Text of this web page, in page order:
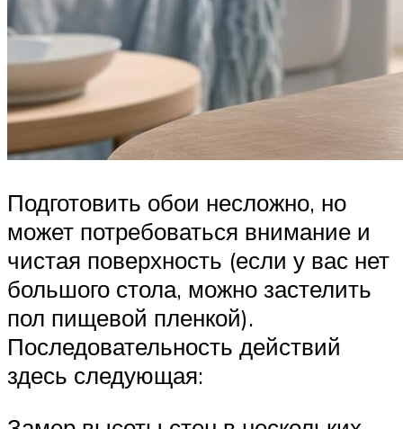
Подготовить обои несложно, но
может потребоваться внимание и
чистая поверхность (если у вас нет
большого стола, можно застелить
пол пищевой пленкой).
Последовательность действий
здесь следующая: